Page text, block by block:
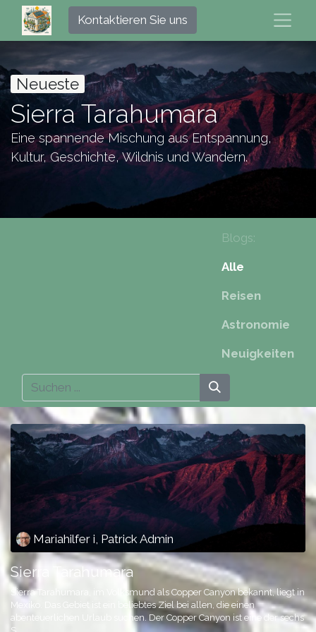
Kontaktieren Sie uns
Neueste
Sierra Tarahumara
Eine spannende Mischung aus Entspannung,
Kultur, Geschichte, Wildnis und Wandern.
Blogs:
Alle
Reisen
Astronomie
Neuigkeiten
Mariahilfer i, Patrick Admin
Sierra Tarahumara
Sierra Tarahumara, im Volksmund als Copper Canyon bekannt, liegt in
Mexiko. Das Gebiet ist ein beliebtes Ziel bei allen, die einen
abenteuerlichen Urlaub suchen. Der Copper Canyon ist eine der sechs